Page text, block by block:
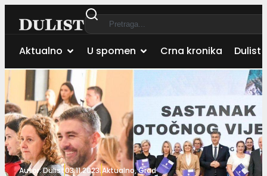
Aktualno U spomen Crna kronika Dulist
Autor:Dulist03.11.2023.Aktualno,Grad